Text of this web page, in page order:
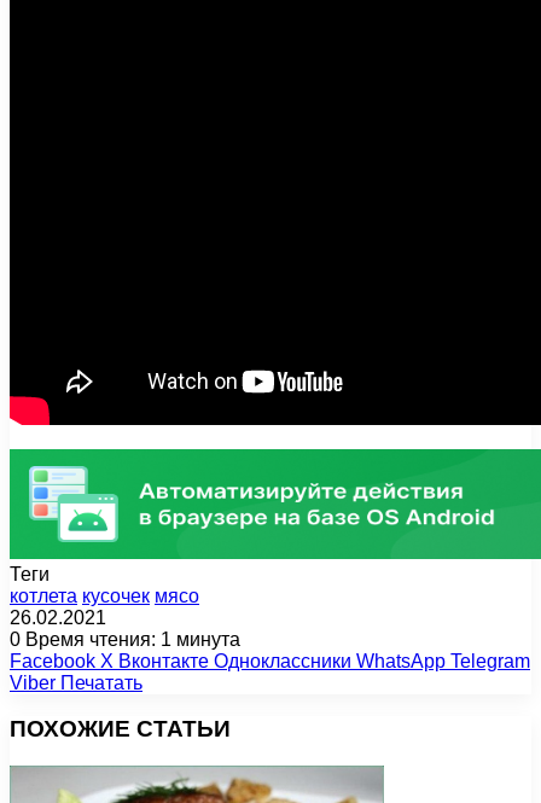
Теги
котлета кусочек мясо
26.02.2021
0 Время чтения: 1 минута
Facebook X Вконтакте Одноклассники WhatsApp Telegram
Viber Печатать
ПОХОЖИЕ СТАТЬИ